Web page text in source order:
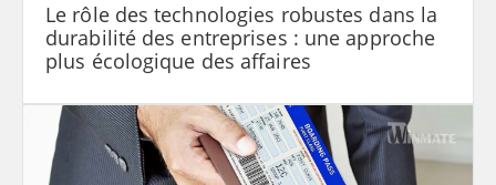
Le rôle des technologies robustes dans la
durabilité des entreprises : une approche
plus écologique des affaires